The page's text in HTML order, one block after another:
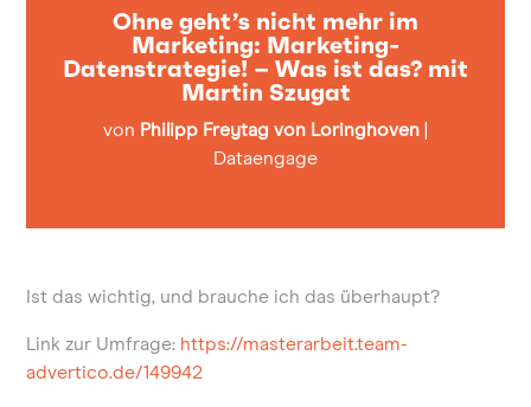
Ohne geht’s nicht mehr im
Marketing: Marketing-
Datenstrategie! – Was ist das? mit
Martin Szugat
von Philipp Freytag von Loringhoven
Dataengage
Ist das wichtig, und brauche ich das überhaupt?
Link zur Umfrage: https://masterarbeit.team-
advertico.de/149942